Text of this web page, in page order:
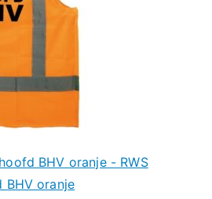
BHV oranje - RWS
BHV oranje